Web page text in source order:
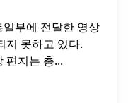
부에 전달한 영상
지 못하고 있다.
편지는 총...